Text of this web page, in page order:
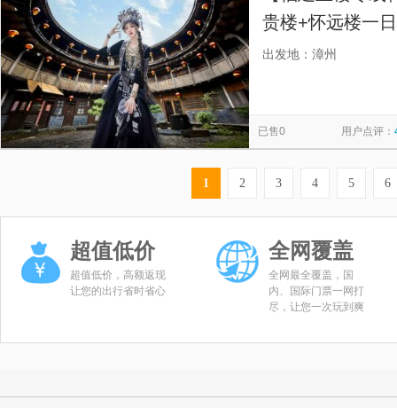
贵楼+怀远楼一
远楼一日游[携
出发地：漳州
已售0 用户点评：
1 2 3 4 5 6
超值低价
超值低价，高额返现
让您的出行省时省心
全网覆盖
全网最全覆盖，国
内、国际门票一网打
尽，让您一次玩到爽